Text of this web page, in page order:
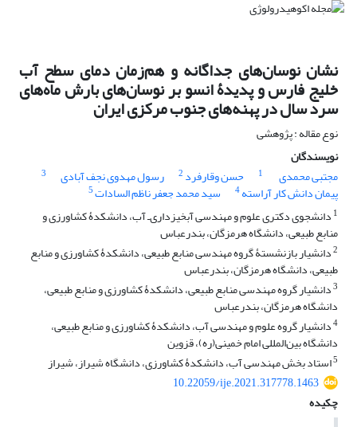
نشان نوسان‌های جداگانه و هم‌زمان دمای سطح آب
خلیج فارس و پدیدۀ انسو بر نوسان‌های بارش ماه‌های
سرد سال در پهنه‌های جنوب مرکزی ایران
نوع مقاله : پژوهشی
نویسندگان
مجتبی محمدی
1 حسن وقارفرد 2 رسول مهدوی نجف آبادی 3
پیمان دانش کار آراسته4 سید محمد جعفر ناظم السادات5
1 دانشجوی دکتری علوم و مهندسی آبخیزداری‌ـ آب، دانشکدۀ کشاورزی و
منابع طبیعی، دانشگاه هرمزگان، بندرعباس
2دانشیار بازنشستۀ گروه مهندسی منابع طبیعی، دانشکدۀ کشاورزی و منابع
طبیعی، دانشگاه هرمزگان، بندرعباس
3دانشیار گروه مهندسی منابع طبیعی، دانشکدۀ کشاورزی و منابع طبیعی،
دانشگاه هرمزگان، بندرعباس
4دانشیار گروه علوم و مهندسی آب، دانشکدۀ کشاورزی و منابع طبیعی،
دانشگاه بین‌المللی امام خمینی(ره)، قزوین
5استاد بخش مهندسی آب، دانشکدۀ کشاورزی، دانشگاه شیراز، شیراز
10.22059/ije.2021.317778.1463
چکیده